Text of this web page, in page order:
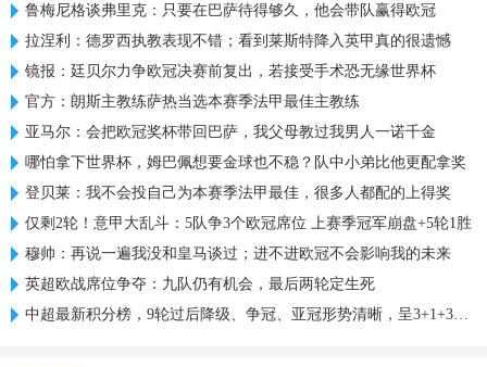
鲁梅尼格谈弗里克：只要在巴萨待得够久，他会带队赢得欧冠
拉涅利：德罗西执教表现不错；看到莱斯特降入英甲真的很遗憾
镜报：廷贝尔力争欧冠决赛前复出，若接受手术恐无缘世界杯
官方：朗斯主教练萨热当选本赛季法甲最佳主教练
亚马尔：会把欧冠奖杯带回巴萨，我父母教过我男人一诺千金
哪怕拿下世界杯，姆巴佩想要金球也不稳？队中小弟比他更配拿奖
登贝莱：我不会投自己为本赛季法甲最佳，很多人都配的上得奖
仅剩2轮！意甲大乱斗：5队争3个欧冠席位 上赛季冠军崩盘+5轮1胜
穆帅：再说一遍我没和皇马谈过；进不进欧冠不会影响我的未来
英超欧战席位争夺：九队仍有机会，最后两轮定生死
中超最新积分榜，9轮过后降级、争冠、亚冠形势清晰，呈3+1+3格局